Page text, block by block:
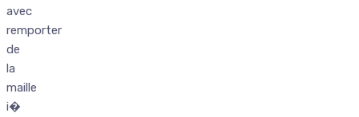
avec
remporter
de
la
maille
i�